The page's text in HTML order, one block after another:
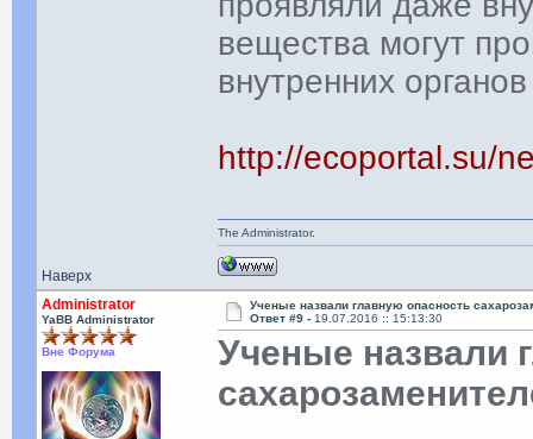
вещества могут
внутренних
http://ecoportal.su/
Наверх
The Administrator.
Administrator
YaBB Administrator
Вне Форума
Ученые назвали главную опасность
Ответ #9 - 19.07.2016 :: 15:13:30
Ученые назвали